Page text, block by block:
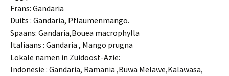
Frans: Gandaria
Duits : Gandaria, Pflaumenmango.
Spaans: Gandaria,Bouea macrophylla
Italiaans : Gandaria , Mango prugna
Lokale namen in Zuidoost-Azië:
Indonesie : Gandaria, Ramania ,Buwa Melawe,Kalawasa,